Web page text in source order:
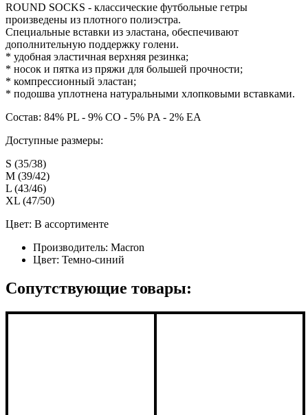
ROUND SOCKS - классические футбольные гетры
произведены из плотного полиэстра.
Специальные вставки из эластана, обеспечивают
дополнительную поддержку голени.
* удобная эластичная верхняя резинка;
* носок и пятка из пряжи для большей прочности;
* компрессионный эластан;
* подошва уплотнена натуральными хлопковыми вставками.
Состав: 84% PL - 9% CO - 5% PA - 2% EA
Доступные размеры:
S (35/38)
M (39/42)
L (43/46)
XL (47/50)
Цвет: В ассортименте
Производитель: Macron
Цвет: Темно-синий
Сопутствующие товары: